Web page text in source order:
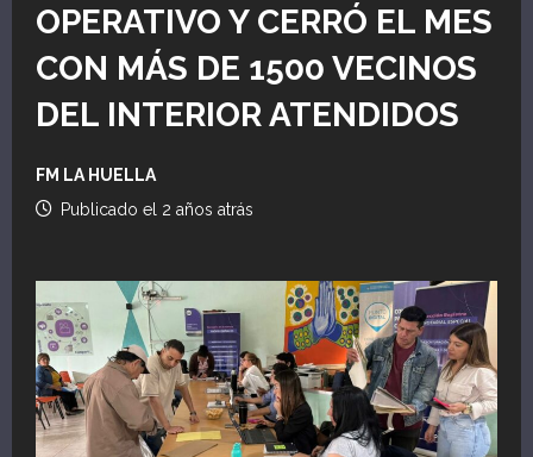
OPERATIVO Y CERRÓ EL MES
CON MÁS DE 1500 VECINOS
DEL INTERIOR ATENDIDOS
FM LA HUELLA
Publicado el 2 años atrás